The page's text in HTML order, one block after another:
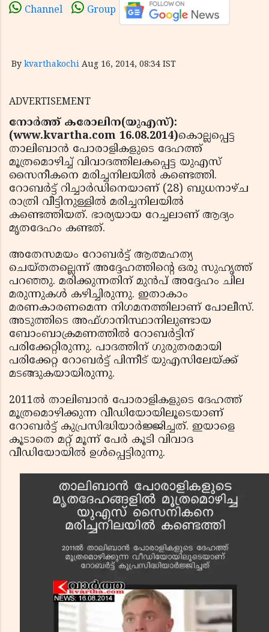
Channel Group
By kvarthakochi Aug 16, 2014, 08:34 IST
ADVERTISEMENT
നോര്‍ത്ത് കരോലിന(യുഎസ്):
(www.kvartha.com 16.08.2014)കൊല്ലപ്പെട്ട
താലിബാന്‍ പോരാളികളുടെ ദേഹത്ത്
മൂത്രമൊഴിച്ച് വിവാദത്തിലകപ്പെട്ട യുഎസ്
സൈനീകനെ മരിച്ചനിലയില്‍ കണ്ടെത്തി.
റോബര്‍ട്ട് റിച്ചാര്‍ഡിനെയാണ് (28) ബുധനാഴ്ച
രാത്രി വീട്ടിനുള്ളില്‍ മരിച്ചനിലയില്‍
കണ്ടെത്തിയത്. ഭാര്യയായ റേച്ചലാണ് ആദ്യം
മൃതദേഹം കണ്ടത്.
അതേസമയം റോബര്‍ട്ട് ആത്മഹത്യ
ചെയ്തതല്ലെന്ന് അദ്ദേഹത്തിന്റെ ഒരു സുഹൃത്ത്
പറഞ്ഞു. മരിക്കുന്നതിന് മുന്‍പ് അദ്ദേഹം ചില
മരുന്നുകള്‍ കഴിച്ചിരുന്നു. ഇതാകാം
മരണകാരണമെന്ന നിഗമനത്തിലാണ് പോലീസ്.
അടുത്തിടെ അഫ്ഗാനിസ്ഥാനിലുണ്ടായ
ബോംബാക്രമണത്തില്‍ റോബര്‍ട്ടിന്
പരിക്കേറ്റിരുന്നു. പാദത്തിന് ഗുരുതരമായി
പരിക്കേറ്റ റോബര്‍ട്ട് പിന്നീട് യുഎസിലേയ്ക്ക്
മടങ്ങുകയായിരുന്നു.
2011ല്‍ താലിബാന്‍ പോരാളികളുടെ ദേഹത്ത്
മൂത്രമൊഴിക്കുന്ന വീഡിയോയിലൂടെയാണ്
റോബര്‍ട്ട് കുപ്രസിദ്ധിയാര്‍ജ്ജിച്ചത്. ഇയാളെ
കൂടാതെ മറ്റ് മൂന്ന് പേര്‍ കൂടി വിവാദ
വീഡിയോയില്‍ ഉള്‍പ്പെട്ടിരുന്നു.